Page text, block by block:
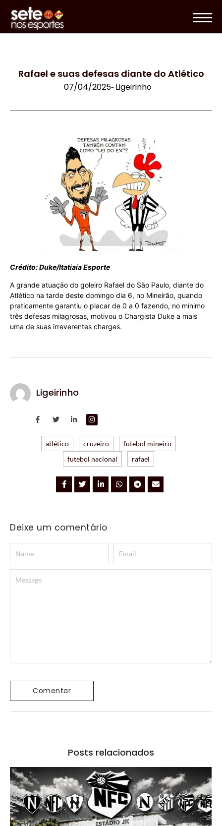
Rafael e suas defesas diante do Atlético
07/04/2025- Ligeirinho
Crédito: Duke/Itatiaia Esporte
A grande atuação do goleiro Rafael do São Paulo, diante do
Atlético na tarde deste domingo dia 6, no Mineirão, quando
praticamente garantiu o placar de 0 a 0 fazendo, no mínimo
três defesas milagrosas, motivou o Chargista Duke a mais
uma de suas irreverentes charges.
Ligeirinho
atlético cruzeiro
futebol mineiro
futebol nacional
rafael
Deixe um comentário
Posts relacionados